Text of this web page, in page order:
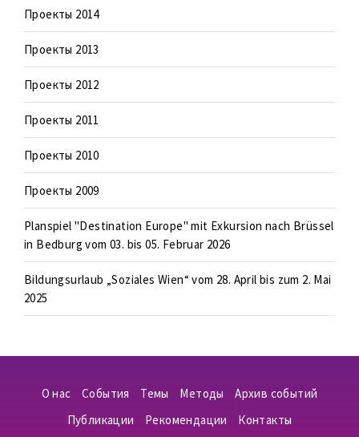
Проекты 2014
Проекты 2013
Проекты 2012
Проекты 2011
Проекты 2010
Проекты 2009
Planspiel "Destination Europe" mit Exkursion nach Brüssel
in Bedburg vom 03. bis 05. Februar 2026
Bildungsurlaub „Soziales Wien“ vom 28. April bis zum 2. Mai
2025
О нас События Темы Методы
Архив событий
Публикации
Рекомендации Контакты